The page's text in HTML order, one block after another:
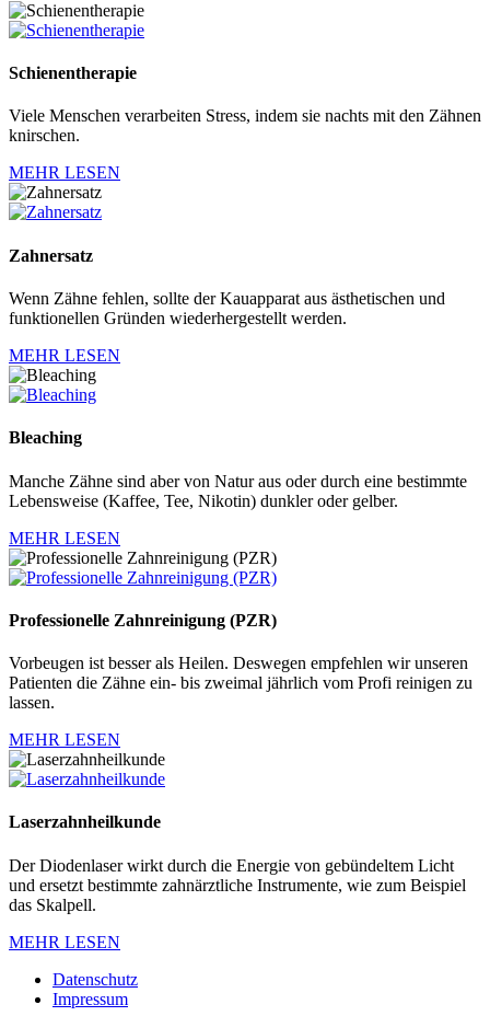
Schienentherapie
Viele Menschen verarbeiten Stress, indem sie nachts mit den Zähnen
knirschen.
MEHR LESEN
Zahnersatz
Wenn Zähne fehlen, sollte der Kauapparat aus ästhetischen und
funktionellen Gründen wiederhergestellt werden.
MEHR LESEN
Bleaching
Manche Zähne sind aber von Natur aus oder durch eine bestimmte
Lebensweise (Kaffee, Tee, Nikotin) dunkler oder gelber.
MEHR LESEN
Professionelle Zahnreinigung (PZR)
Vorbeugen ist besser als Heilen. Deswegen empfehlen wir unseren
Patienten die Zähne ein- bis zweimal jährlich vom Profi reinigen zu
lassen.
MEHR LESEN
Laserzahnheilkunde
Der Diodenlaser wirkt durch die Energie von gebündeltem Licht
und ersetzt bestimmte zahnärztliche Instrumente, wie zum Beispiel
das Skalpell.
MEHR LESEN
Fußzeilenmenü
Datenschutz
Impressum